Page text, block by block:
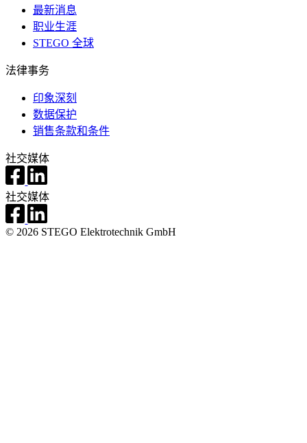
最新消息
职业生涯
STEGO 全球
法律事务
印象深刻
数据保护
销售条款和条件
社交媒体
社交媒体
© 2026 STEGO Elektrotechnik GmbH